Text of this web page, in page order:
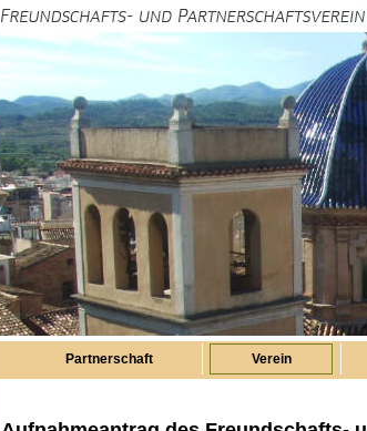
Partnerschaft Verein